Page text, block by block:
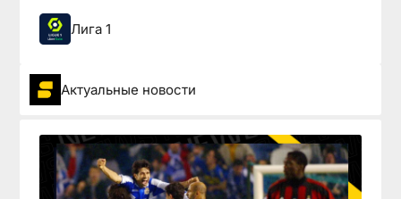
Лига 1
Актуальные новости